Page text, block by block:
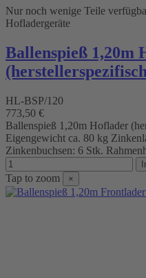
Nur noch wenige Teile
Hofladergeräte
Ballenspieß 1,20m
HL-BSP/120
773,50 €
Ballenspieß 1,20m Hoflader
Eigengewicht ca. 80 kg
Zinkenbuchsen: 6 Stk.
Tap to zoom ×